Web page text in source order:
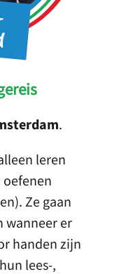
.
leren
Ze gaan
wanneer er
handen zijn
lees-,